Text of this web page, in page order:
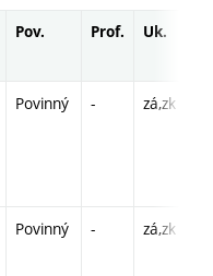
Pov. Prof. Uk.
Povinný - zá,zk
Povinný - zá,zk